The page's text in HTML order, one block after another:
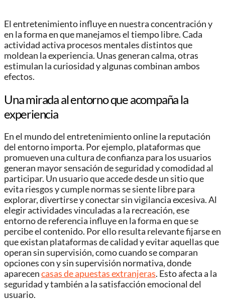
El entretenimiento influye en nuestra concentración y
en la forma en que manejamos el tiempo libre. Cada
actividad activa procesos mentales distintos que
moldean la experiencia. Unas generan calma, otras
estimulan la curiosidad y algunas combinan ambos
efectos.
Una mirada al entorno que acompaña la
experiencia
En el mundo del entretenimiento online la reputación
del entorno importa. Por ejemplo, plataformas que
promueven una cultura de confianza para los usuarios
generan mayor sensación de seguridad y comodidad al
participar. Un usuario que accede desde un sitio que
evita riesgos y cumple normas se siente libre para
explorar, divertirse y conectar sin vigilancia excesiva. Al
elegir actividades vinculadas a la recreación, ese
entorno de referencia influye en la forma en que se
percibe el contenido. Por ello resulta relevante fijarse en
que existan plataformas de calidad y evitar aquellas que
operan sin supervisión, como cuando se comparan
opciones con y sin supervisión normativa, donde
aparecencasas de apuestas extranjeras. Esto afecta a la
seguridad y también a la satisfacción emocional del
usuario.